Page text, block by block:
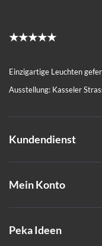
★★★★★
Einzigartige Leuchten
Ausstellung: Kasseler
Kundendienst
Mein Konto
Peka Ideen